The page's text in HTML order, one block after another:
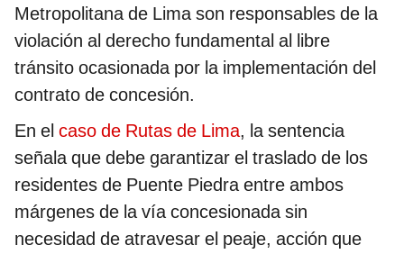
Metropolitana de Lima son responsables de la
violación al derecho fundamental al libre
tránsito ocasionada por la implementación del
contrato de concesión.
En el caso de Rutas de Lima, la sentencia
señala que debe garantizar el traslado de los
residentes de Puente Piedra entre ambos
márgenes de la vía concesionada sin
necesidad de atravesar el peaje, acción que